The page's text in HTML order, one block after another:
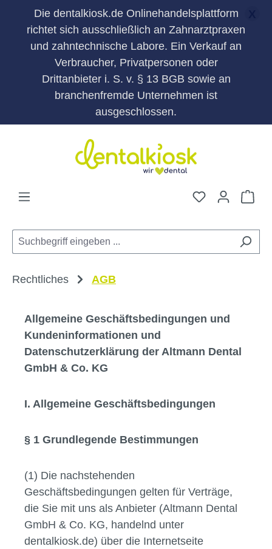
Die dentalkiosk.de Onlinehandelsplattform
richtet sich ausschließlich an Zahnarztpraxen
und zahntechnische Labore. Ein Verkauf an
Verbraucher, Privatpersonen oder
Drittanbieter i. S. v. § 13 BGB sowie an
branchenfremde Unternehmen ist
ausgeschlossen.
Zum Hauptinhalt springen
Du hast 0
Rechtliches AGB
Allgemeine Geschäftsbedingungen und
Kundeninformationen und
Datenschutzerklärung der Altmann Dental
GmbH & Co. KG
I. Allgemeine Geschäftsbedingungen
§ 1 Grundlegende Bestimmungen
(1) Die nachstehenden
Geschäftsbedingungen gelten für Verträge,
die Sie mit uns als Anbieter (Altmann Dental
GmbH & Co. KG, handelnd unter
dentalkiosk.de) über die Internetseite